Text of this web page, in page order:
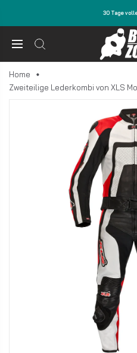
30 Tage
Home
Zweiteilige Lederkombi von XLS